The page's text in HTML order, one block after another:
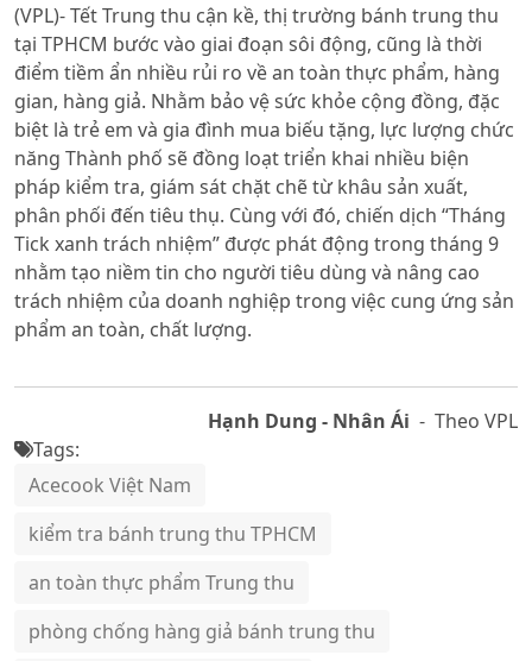
10s
10s
(VPL)- Tết Trung thu cận kề, thị trường bánh trung thu
tại TPHCM bước vào giai đoạn sôi động, cũng là thời
điểm tiềm ẩn nhiều rủi ro về an toàn thực phẩm, hàng
gian, hàng giả. Nhằm bảo vệ sức khỏe cộng đồng, đặc
biệt là trẻ em và gia đình mua biếu tặng, lực lượng chức
năng Thành phố sẽ đồng loạt triển khai nhiều biện
pháp kiểm tra, giám sát chặt chẽ từ khâu sản xuất,
phân phối đến tiêu thụ. Cùng với đó, chiến dịch “Tháng
Tick xanh trách nhiệm” được phát động trong tháng 9
nhằm tạo niềm tin cho người tiêu dùng và nâng cao
trách nhiệm của doanh nghiệp trong việc cung ứng sản
phẩm an toàn, chất lượng.
Hạnh Dung - Nhân Ái - Theo VPL
Tags:
Acecook Việt Nam
kiểm tra bánh trung thu TPHCM
an toàn thực phẩm Trung thu
phòng chống hàng giả bánh trung thu